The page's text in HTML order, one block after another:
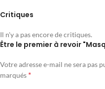
Critiques
Il n'y a pas encore de critiques.
Être le premier à revoir
Votre adresse e-mail ne sera pas
marqués *